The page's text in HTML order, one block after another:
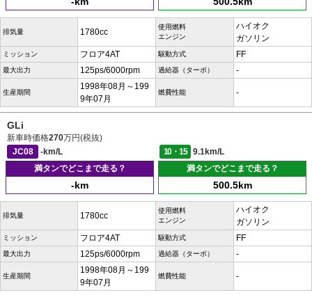
排気量 1780cc
使用燃料
エンジン
ハイオク
ガソリン
ミッション フロア4AT 駆動方式 FF
最大出力 125ps/6000rpm 過給器（ターボ） -
生産期間
1998年08月～199
9年07月
燃費性能 -
GLi
新車時価格270万円(税抜)
JC08
-km/L 10・15
9.1km/L
満タンでどこまで走る？
-km
満タンでどこまで走る？
500.5km
排気量 1780cc
使用燃料
エンジン
ハイオク
ガソリン
ミッション フロア4AT 駆動方式 FF
最大出力 125ps/6000rpm 過給器（ターボ） -
生産期間
1998年08月～199
9年07月
燃費性能 -